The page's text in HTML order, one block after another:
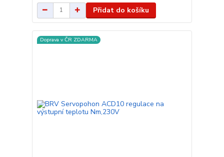
Přidat do košíku
Doprava v ČR ZDARMA